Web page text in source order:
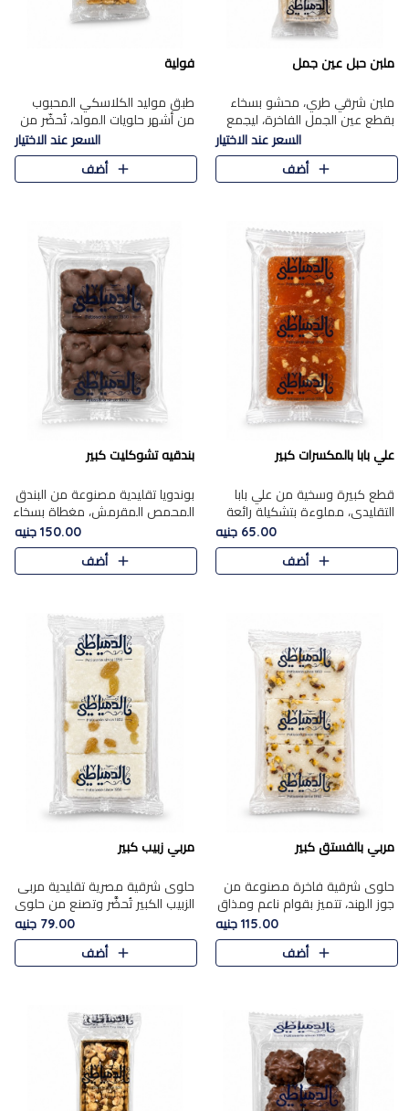
ملبن حبل عين جمل
ملبن شرقي طري، محشو بسخاء
بقطع عين الجمل الفاخرة، ليجمع
بين القوام الناعم وقرمشة الجوز
في مذاق شرقي أصيل.
السعر عند الاختيار
أضف
فولية
طبق موليد الكلاسكي المحبوب
من أشهر حلويات المولد، تُحضّر من
فول سوداني محمص بعناية
ومغلف بطبقة رقيقة من السكر
المكرمل، لتمنحك قرمشة أصيلة
السعر عند الاختيار
أضف
علي بابا بالمكسرات كبير
قطع كبيرة وسخية من علي بابا
التقليدي، مملوءة بتشكيلة رائعة
من المكسرات المحمصة المحمرة.
65.00 جنيه
أضف
بندقيه تشوكليت كبير
بوندويا تقليدية مصنوعة من البندق
المحمص المقرمش، مغطاة بسخاء
بشوكولاتة فاخرة غنية لتحقيق
التوازن المثالي بين قوام القرمشة
ونكهة الشوكولاتة ا..
150.00 جنيه
أضف
مربي بالفستق كبير
حلوى شرقية فاخرة مصنوعة من
جوز الهند، تتميز بقوام ناعم ومذاق
غني، وتزين بقطع من الفستق
الفاخر التي تضيف عليها قرمشة
115.00 جنيه
أضف
مربي زبيب كبير
حلوى شرقية مصرية تقليدية مربى
الزبيب الكبير تُحضَّر وتصنع من حلوي
جوز الهند باسد بقوام طري ومذاق
غني، وتُزين وتغطا بحبات الزبيب
الذهبي التي ..
79.00 جنيه
أضف